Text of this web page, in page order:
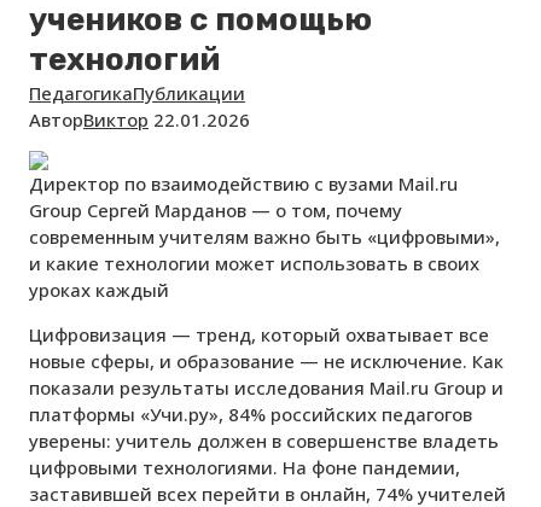
учеников с помощью
технологий
ПедагогикаПубликации
АвторВиктор 22.01.2026
Директор по взаимодействию с вузами Mail.ru
Group Сергей Марданов — о том, почему
современным учителям важно быть «цифровыми»,
и какие технологии может использовать в своих
уроках каждый
Цифровизация — тренд, который охватывает все
новые сферы, и образование — не исключение. Как
показали результаты исследования Mail.ru Group и
платформы «Учи.ру», 84% российских педагогов
уверены: учитель должен в совершенстве владеть
цифровыми технологиями. На фоне пандемии,
заставившей всех перейти в онлайн, 74% учителей